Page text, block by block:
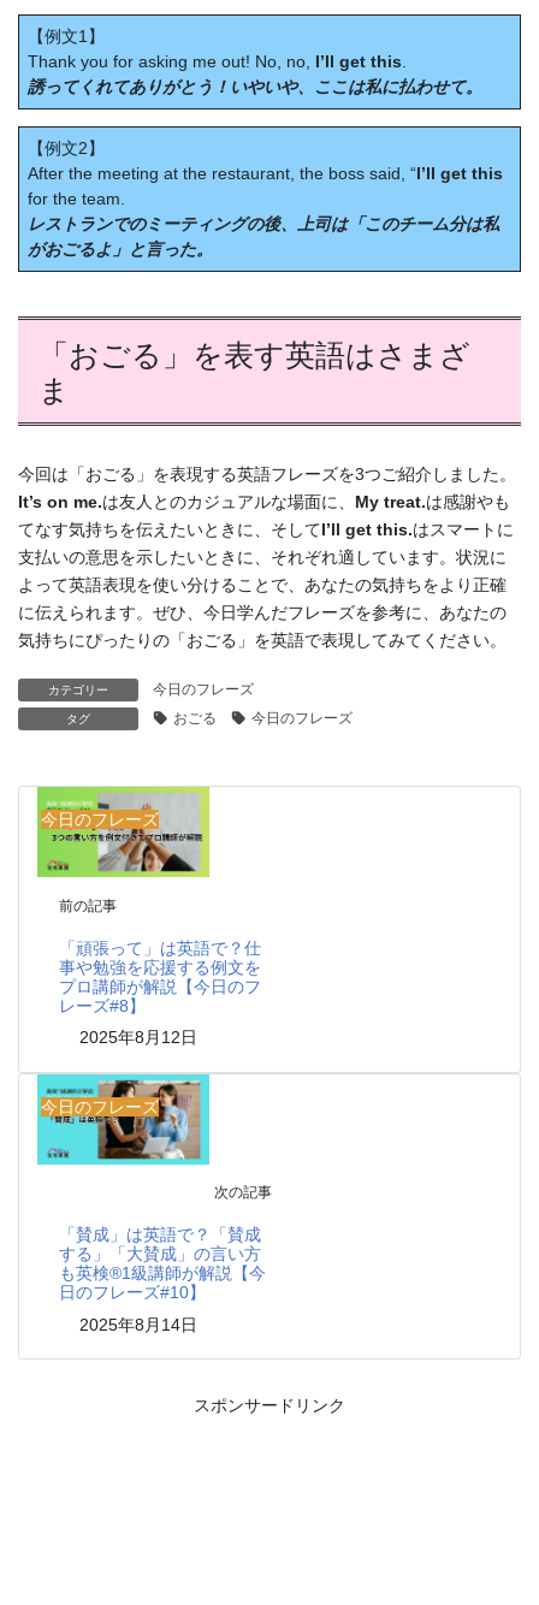
【例文1】
Thank you for asking me out! No, no, I’ll get this
誘ってくれてありがとう！いやいや、ここは私に払わせて。
【例文2】
After the meeting at the restaurant, the boss said, “I’ll get this
for the team.
レストランでのミーティングの後、上司は「このチーム分は私
がおごるよ」と言った。
「おごる」を表す英語はさまざ
ま
今回は「おごる」を表現する英語フレーズを3つご紹介しました。
It’s on me.は友人とのカジュアルな場面に、 My treat.は感謝やも
てなす気持ちを伝えたいときに、そしてI’ll get this.はスマートに
支払いの意思を示したいときに、それぞれ適しています。状況に
よって英語表現を使い分けることで、あなたの気持ちをより正確
に伝えられます。ぜひ、今日学んだフレーズを参考に、あなたの
気持ちにぴったりの「おごる」を英語で表現してみてください。
カテゴリー 今日のフレーズ
タグ おごる 今日のフレーズ
今日のフレーズ
前の記事
「頑張って」は英語で？仕
事や勉強を応援する例文を
プロ講師が解説【今日のフ
レーズ#8】
2025年8月12日
今日のフレーズ
次の記事
「賛成」は英語で？「賛成
する」「大賛成」の言い方
も英検®1級講師が解説【今
日のフレーズ#10】
2025年8月14日
スポンサードリンク